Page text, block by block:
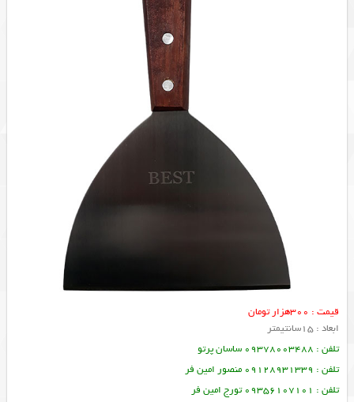
قیمت : 300هزار تومان
ابعاد : 15سانتیمتر
تلفن : 09378003488 ساسان پرتو
تلفن : 09128931339 منصور امین فر
تلفن : 09356107101 تورج امین فر